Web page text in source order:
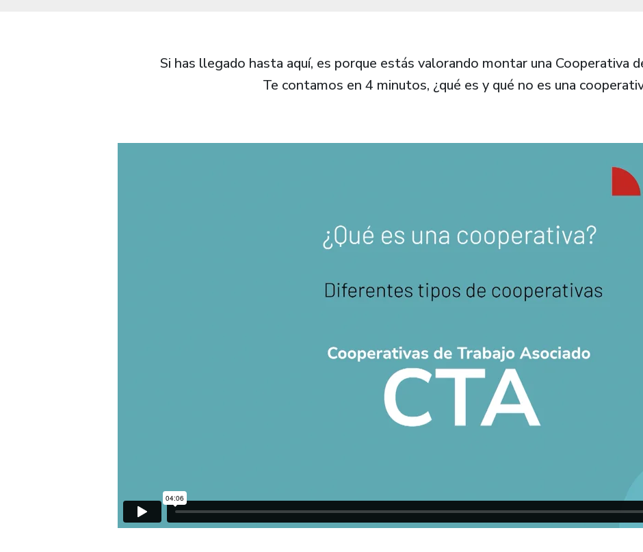
Si has llegado hasta aquí, es porque estás valorando montar una Cooperativa
Te contamos en 4 minutos, ¿qué es y qué no es una